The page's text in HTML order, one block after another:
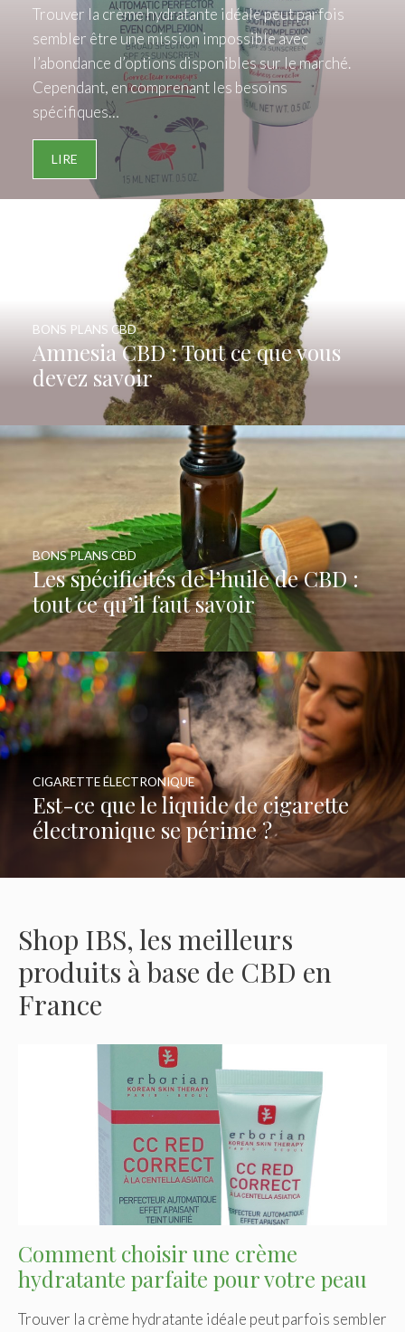
Trouver la crème hydratante idéale peut parfois
sembler être une mission impossible avec
l’abondance d’options disponibles sur le marché.
Cependant, en comprenant les besoins
spécifiques…
LIRE
Amnesia CBD : Tout ce que vous
devez savoir
BONS PLANS CBD
Les spécificités de l’huile de CBD :
tout ce qu’il faut savoir
BONS PLANS CBD
Est-ce que le liquide de cigarette
électronique se périme ?
CIGARETTE ÉLECTRONIQUE
Shop IBS, les meilleurs
produits à base de CBD en
France
Comment choisir une crème
hydratante parfaite pour votre peau
Trouver la crème hydratante idéale peut parfois sembler